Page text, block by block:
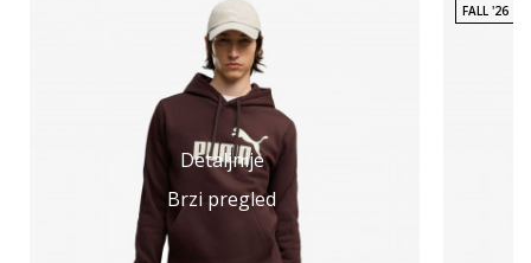
Detaljnije
Brzi pregled
FALL '26